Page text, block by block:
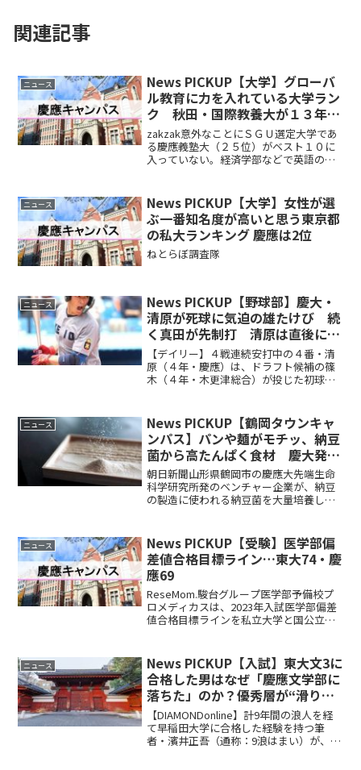
関連記事
ニュース
News PICKUP【大学】グローバ
ル教育に力を入れている大学ラン
ク 秋田・国際教養大が１３年連
続首位 ＳＧＵ選定の慶大、ラン
ク外の意外
zakzak意外なことにＳＧＵ選定大学であ
る慶應義塾大（２５位）がベスト１０に
入っていない。経済学部などで英語のみ
が、高校教諭には届いていないのだろう
か。ランキング中の...
ニュース
News PICKUP【大学】女性が選
ぶ一番知名度が高いと思う東京都
の私大ランキング 慶應は2位
ねとらぼ調査隊
ニュース
News PICKUP【野球部】慶大・
清原が死球に気迫の雄たけび 続
く真田が先制打 清原は直後に好
守でチームを鼓舞
【デイリー】４戦連続安打中の４番・清
原（４年・慶應）は、ドラフト候補の篠
木（４年・木更津総合）が投じた初球が
【関連記事】日刊スポーツ慶大・清原正
吾ほえた！死球受け「ウオー...
ニュース
News PICKUP【鶴岡タウンキャ
ンパス】パンや麺がモチッ、納豆
菌から高たんぱく食材 慶大発ベ
ンチャー開発
朝日新聞山形県鶴岡市の慶應大先端生命
科学研究所発のベンチャー企業が、納豆
の製造に使われる納豆菌を大量培養して
クを実現。たんぱく質も多く摂取できる
という。今年中に大手製パ...
ニュース
News PICKUP【受験】医学部偏
差値合格目標ライン…東大74・慶
應69
ReseMom.駿台グループ医学部予備校プ
ロメディカスは、2023年入試医学部偏差
値合格目標ラインを私立大学と国公立大
74、私立大は慶大（医-医／3教科）69が
も...
ニュース
News PICKUP【入試】東大文3に
合格した男はなぜ「慶應文学部に
落ちた」のか？優秀層が“滑り止
め受験”でやらかす理由
【DIAMONDonline】計9年間の浪人を経
て早稲田大学に合格した経験を持つ筆
者・濱井正吾（通称：9浪はまい）が、大